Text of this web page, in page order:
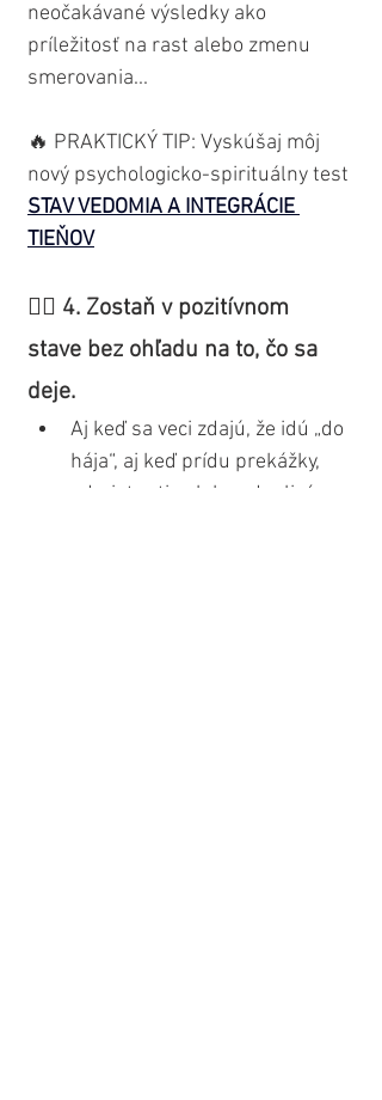
neočakávané výsledky ako
príležitosť na rast alebo zmenu
smerovania...
🔥 PRAKTICKÝ TIP: Vyskúšaj môj
nový psychologicko-spirituálny test
STAV VEDOMIA A INTEGRÁCIE
TIEŇOV
👉🏼 4. Zostaň v pozitívnom
stave bez ohľadu na to, čo sa
deje.
Aj keď sa veci zdajú, že idú „do
hája“, aj keď prídu prekážky,
odmietnutia alebo zdanlivé